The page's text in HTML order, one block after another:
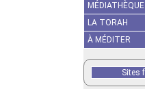
MÉDIATHÈQUE
LA TORAH
À MÉDITER
Sites